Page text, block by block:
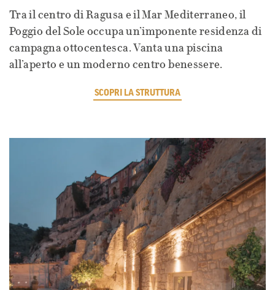
Tra il centro di Ragusa e il Mar Mediterraneo, il
Poggio del Sole occupa un’imponente residenza di
campagna ottocentesca. Vanta una piscina
all’aperto e un moderno centro benessere.
SCOPRI LA STRUTTURA